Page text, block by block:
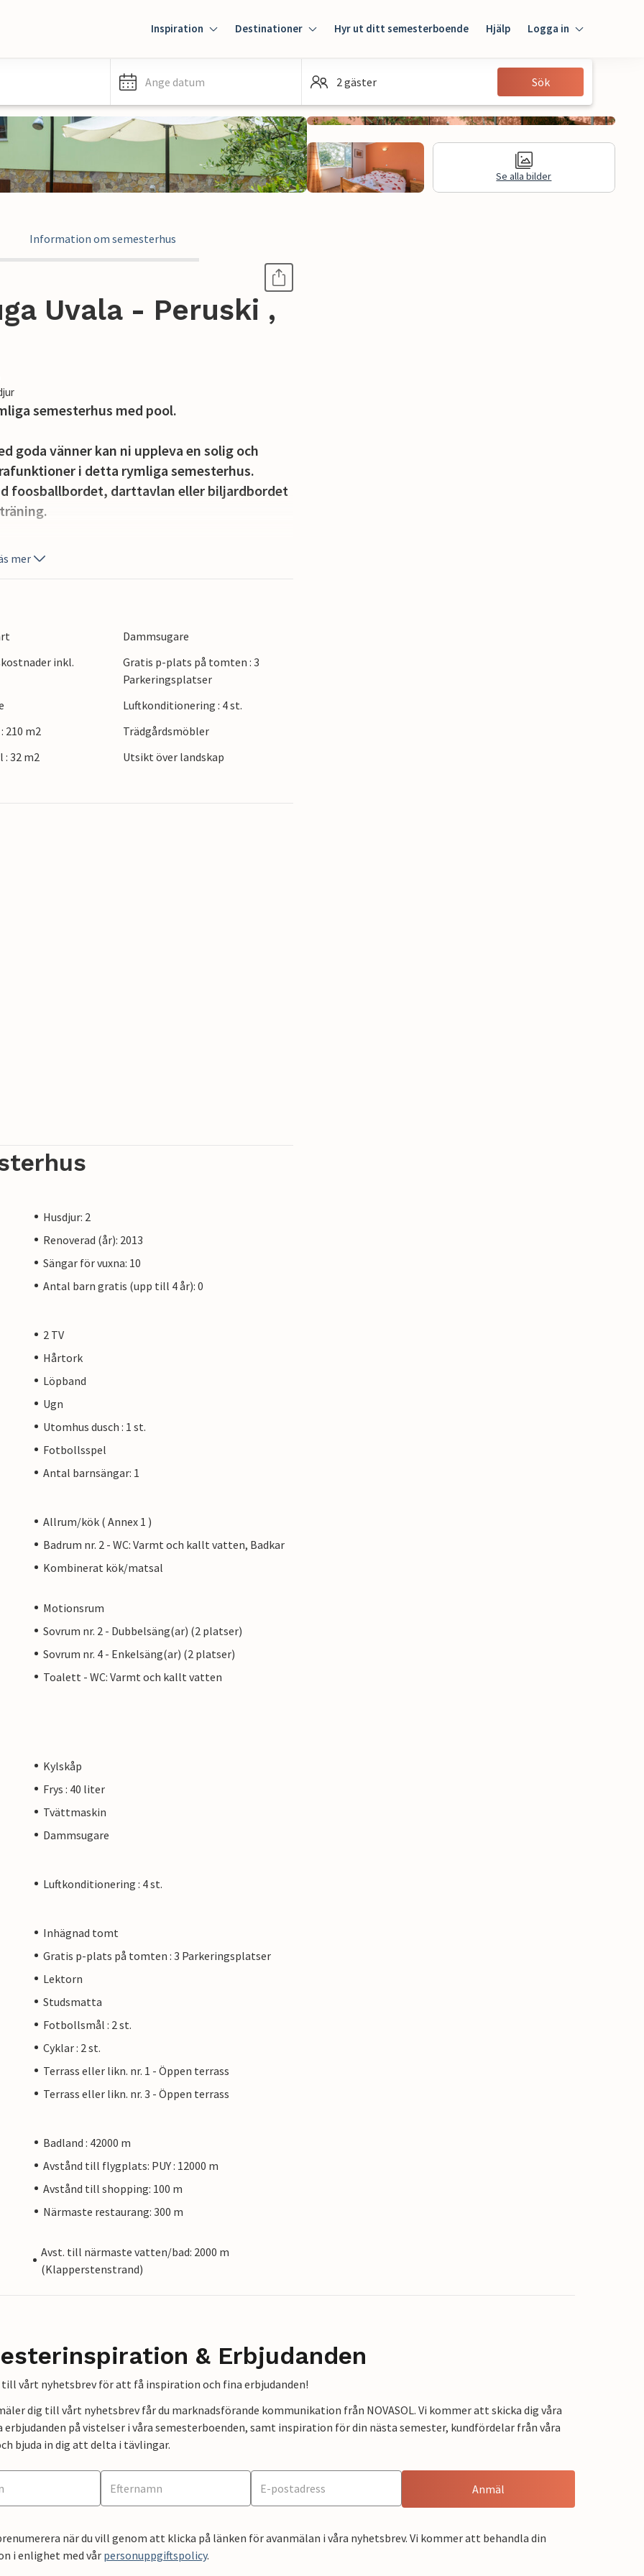
Inspiration Destinationer Hyr ut ditt semesterboende Hjälp Logga in
Gäst
Ange datum 2 gäster Sök
Se alla bilder
Information om semesterhus
Uvala - Peruski ,
semesterhus med pool.
goda vänner kan ni uppleva en solig och
i detta rymliga semesterhus.
foosballbordet, darttavlan eller biljardbordet
överraskningar i beredskap för alla åldrar.
på en solstol, utmana dig själv vid
staden och den romerska amfiteatern i
konobas. Ta en båttur till Brijuniöarna
mer
Dammsugare
inkl.
Gratis p-plats på tomten : 3
Parkeringsplatser
Luftkonditionering : 4 st.
210 m2
Trädgårdsmöbler
32 m2
Utsikt över landskap
Husdjur: 2
Renoverad (år): 2013
Sängar för vuxna: 10
Antal barn gratis (upp till 4 år): 0
2 TV
Hårtork
Löpband
Ugn
Utomhus dusch : 1 st.
Fotbollsspel
Antal barnsängar: 1
Allrum/kök ( Annex 1 )
Badrum nr. 2 - WC: Varmt och kallt vatten, Badkar
Kombinerat kök/matsal
Motionsrum
Sovrum nr. 2 - Dubbelsäng(ar) (2 platser)
Sovrum nr. 4 - Enkelsäng(ar) (2 platser)
Toalett - WC: Varmt och kallt vatten
Kylskåp
Frys : 40 liter
Tvättmaskin
Dammsugare
Luftkonditionering : 4 st.
Inhägnad tomt
Gratis p-plats på tomten : 3 Parkeringsplatser
Lektorn
Studsmatta
Fotbollsmål : 2 st.
Cyklar : 2 st.
Terrass eller likn. nr. 1 - Öppen terrass
Terrass eller likn. nr. 3 - Öppen terrass
Badland : 42000 m
Avstånd till flygplats: PUY : 12000 m
Avstånd till shopping: 100 m
Närmaste restaurang: 300 m
Avst. till närmaste vatten/bad: 2000 m
(Klapperstenstrand)
& Erbjudanden
vårt nyhetsbrev för att få inspiration och fina erbjudanden!
dig till vårt nyhetsbrev får du marknadsförande kommunikation från NOVASOL. Vi kommer att skicka dig våra
erbjudanden på vistelser i våra semesterboenden, samt inspiration för din nästa semester, kundfördelar från våra
bjuda in dig att delta i tävlingar.
Anmäl
när du vill genom att klicka på länken för avanmälan i våra nyhetsbrev. Vi kommer att behandla din
i enlighet med vårpersonuppgiftspolicy.